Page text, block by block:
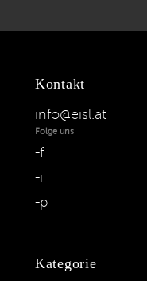
Kontakt
info@eisl.at
Folge uns
f
i
p
Kategorie